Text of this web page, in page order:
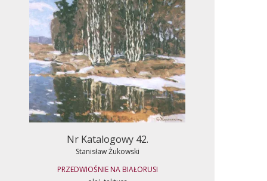
Nr Katalogowy 42.
Stanisław Żukowski
PRZEDWIOŚNIE NA BIAŁORUSI